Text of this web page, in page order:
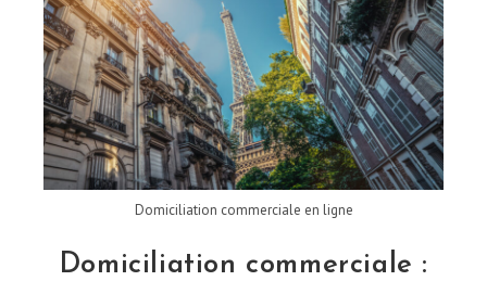
Domiciliation commerciale en ligne
Domiciliation commerciale :